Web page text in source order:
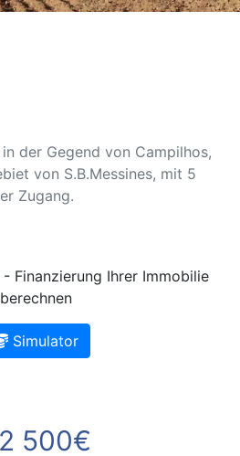
der Gegend von Campilhos,
von S.B.Messines, mit 5
Zugang.
Finanzierung Ihrer Immobilie
berechnen
Simulator
500€